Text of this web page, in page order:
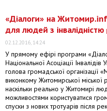
«Діалоги» на
для людей з інвалідністю
02.12.2016, 14:24
У прямому ефірі програми
Національної Асоціації
голова громадської організації
виконкому Житомирської
наскільки реально у Житомирі
можливостями користуватися
спуски з нових тротуарів після